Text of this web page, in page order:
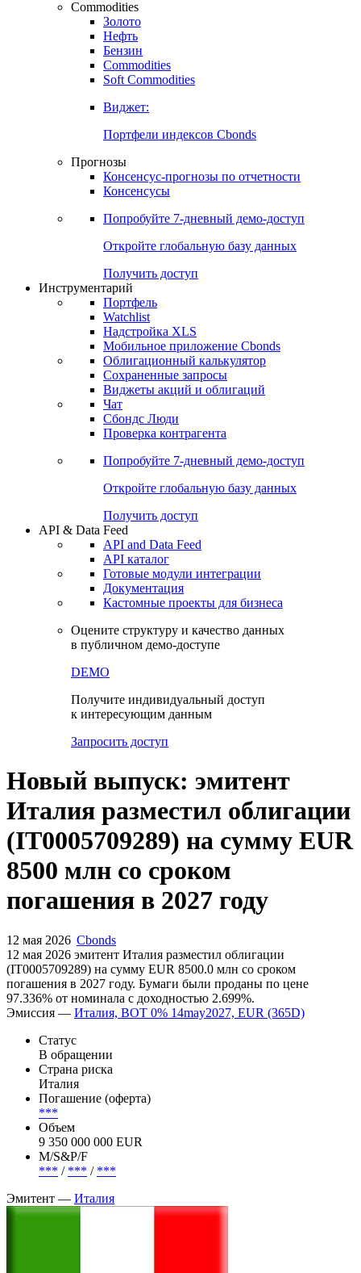
Commodities
Золото
Нефть
Бензин
Commodities
Soft Commodities
Виджет:
Портфели индексов Cbonds
Прогнозы
Консенсус-прогнозы по отчетности
Консенсусы
Попробуйте 7-дневный демо-доступ
Откройте глобальную базу данных
Получить доступ
Инструментарий
Портфель
Watchlist
Надстройка XLS
Мобильное приложение Cbonds
Облигационный калькулятор
Сохраненные запросы
Виджеты акций и облигаций
Чат
Сбондс Люди
Проверка контрагента
Попробуйте 7-дневный демо-доступ
Откройте глобальную базу данных
Получить доступ
API & Data Feed
API and Data Feed
API каталог
Готовые модули интеграции
Документация
Кастомные проекты для бизнеса
Оцените структуру и качество данных
в публичном демо-доступе
DEMO
Получите индивидуальный доступ
к интересующим данным
Запросить доступ
Новый выпуск: эмитент
Италия разместил облигации
(IT0005709289) на сумму EUR
8500 млн со сроком
погашения в 2027 году
12 мая 2026 Cbonds
12 мая 2026 эмитент Италия разместил облигации
(IT0005709289) на сумму EUR 8500.0 млн со сроком
погашения в 2027 году. Бумаги были проданы по цене
97.336% от номинала с доходностью 2.699%.
Эмиссия — Италия, BOT 0% 14may2027, EUR (365D)
Статус
В обращении
Страна риска
Италия
Погашение (оферта)
***
Объем
9 350 000 000 EUR
М/S&P/F
*** / *** / ***
Эмитент — Италия